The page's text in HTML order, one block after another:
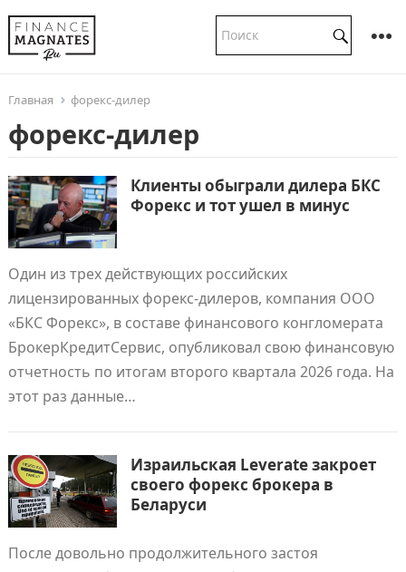
Главная форекс-дилер
форекс-дилер
Клиенты обыграли дилера БКС
Форекс и тот ушел в минус
Один из трех действующих российских
лицензированных форекс-дилеров, компания ООО
«БКС Форекс», в составе финансового конгломерата
БрокерКредитСервис, опубликовал свою финансовую
отчетность по итогам второго квартала 2026 года. На
этот раз данные…
Израильская Leverate закроет
своего форекс брокера в
Беларуси
После довольно продолжительного застоя